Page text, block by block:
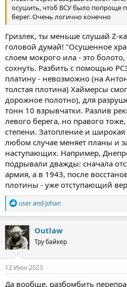
осушить, чтоб ВСУ было попроще
берег. Очень логично конечно
Гризлек, ты меньше слушай Z-
головой думай! "Осушенное
слоем мокрого ила - это
сохнуть. Разбить с помощью
платину - невозможно (на
толстая плотина) Хаймерсы
дорожное полотно), для
тонн 10 взрывчатки. Разлив
левого берега, но правого
степени. Затопление и широкая
любом случае меняет планы и
наступающих. Например,
подрывали дважды: сначала
армия, а в 1943, после
плотины - уже отступающий
R
e
a
c
t
i
o
n
s
userand Johan
Outlaw
Тру байкер
12 Июн 2023
Да вообще, разбомбить